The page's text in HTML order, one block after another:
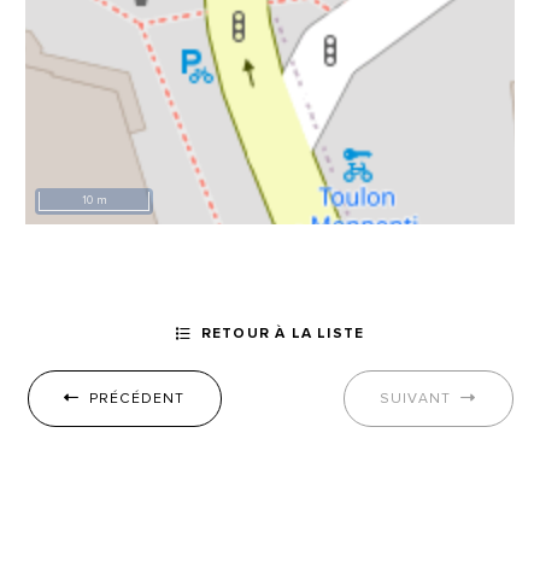
10 m
PRÉCÉDENT
RETOUR À LA LISTE
SUIVANT